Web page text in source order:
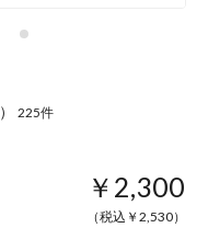
） 225件
￥2,300
（税込￥ 2,530）